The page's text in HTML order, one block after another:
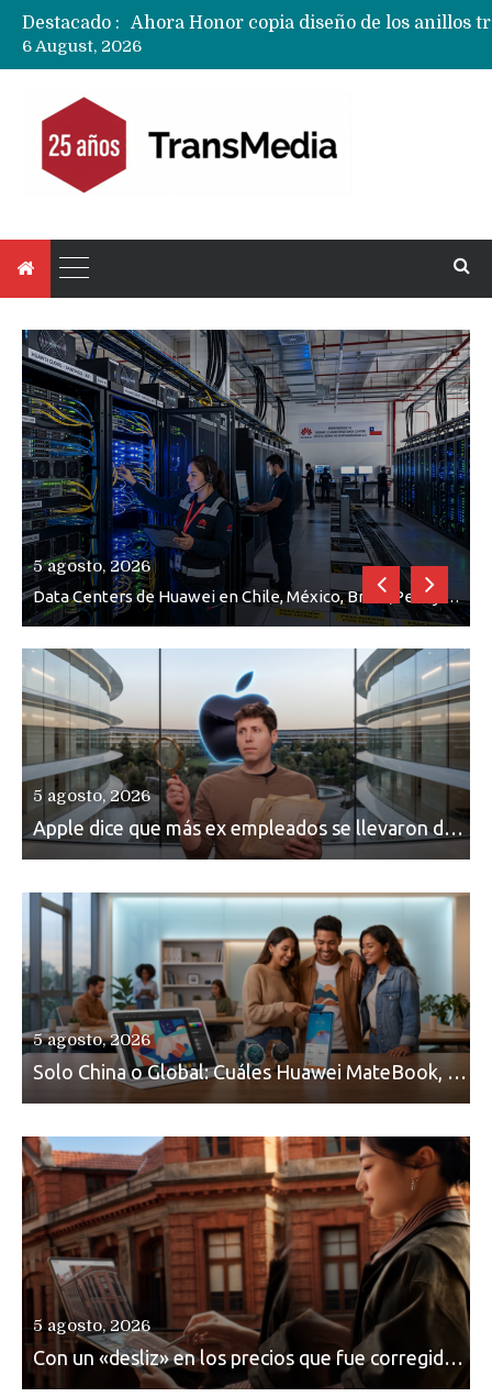
Destacado :
6 August, 2026
5 agosto, 2026
Ahora Honor copia diseño de los anillos traseros con pantalla del fabricante Oppo
5 agosto, 2026
Apple dice que más ex empleados se llevaron datos confidenciales a OpenAI
5 agosto, 2026
Solo China o Global: Cuáles Huawei MateBook, MatePad y Nova llegarán a Europa y LATAM?
5 agosto, 2026
Con un «desliz» en los precios que fue corregido los Huawei MateBook Fold con Kirin X90 Plus ya son oficiales y se quedan en China